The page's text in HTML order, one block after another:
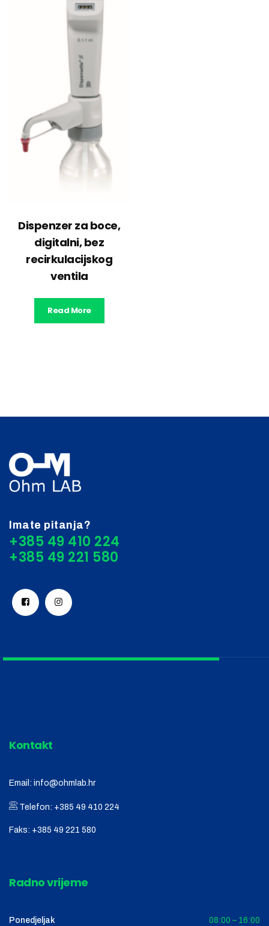
Dispenzer za boce,
digitalni, bez
recirkulacijskog
ventila
Read More
Imate pitanja?
+385 49 410 224
Kontakt
Email: info@ohmlab.hr
Telefon: +385 49 410 224
Faks: +385 49 221 580
Radno vrijeme
Ponedjeljak 08:00 – 16:00